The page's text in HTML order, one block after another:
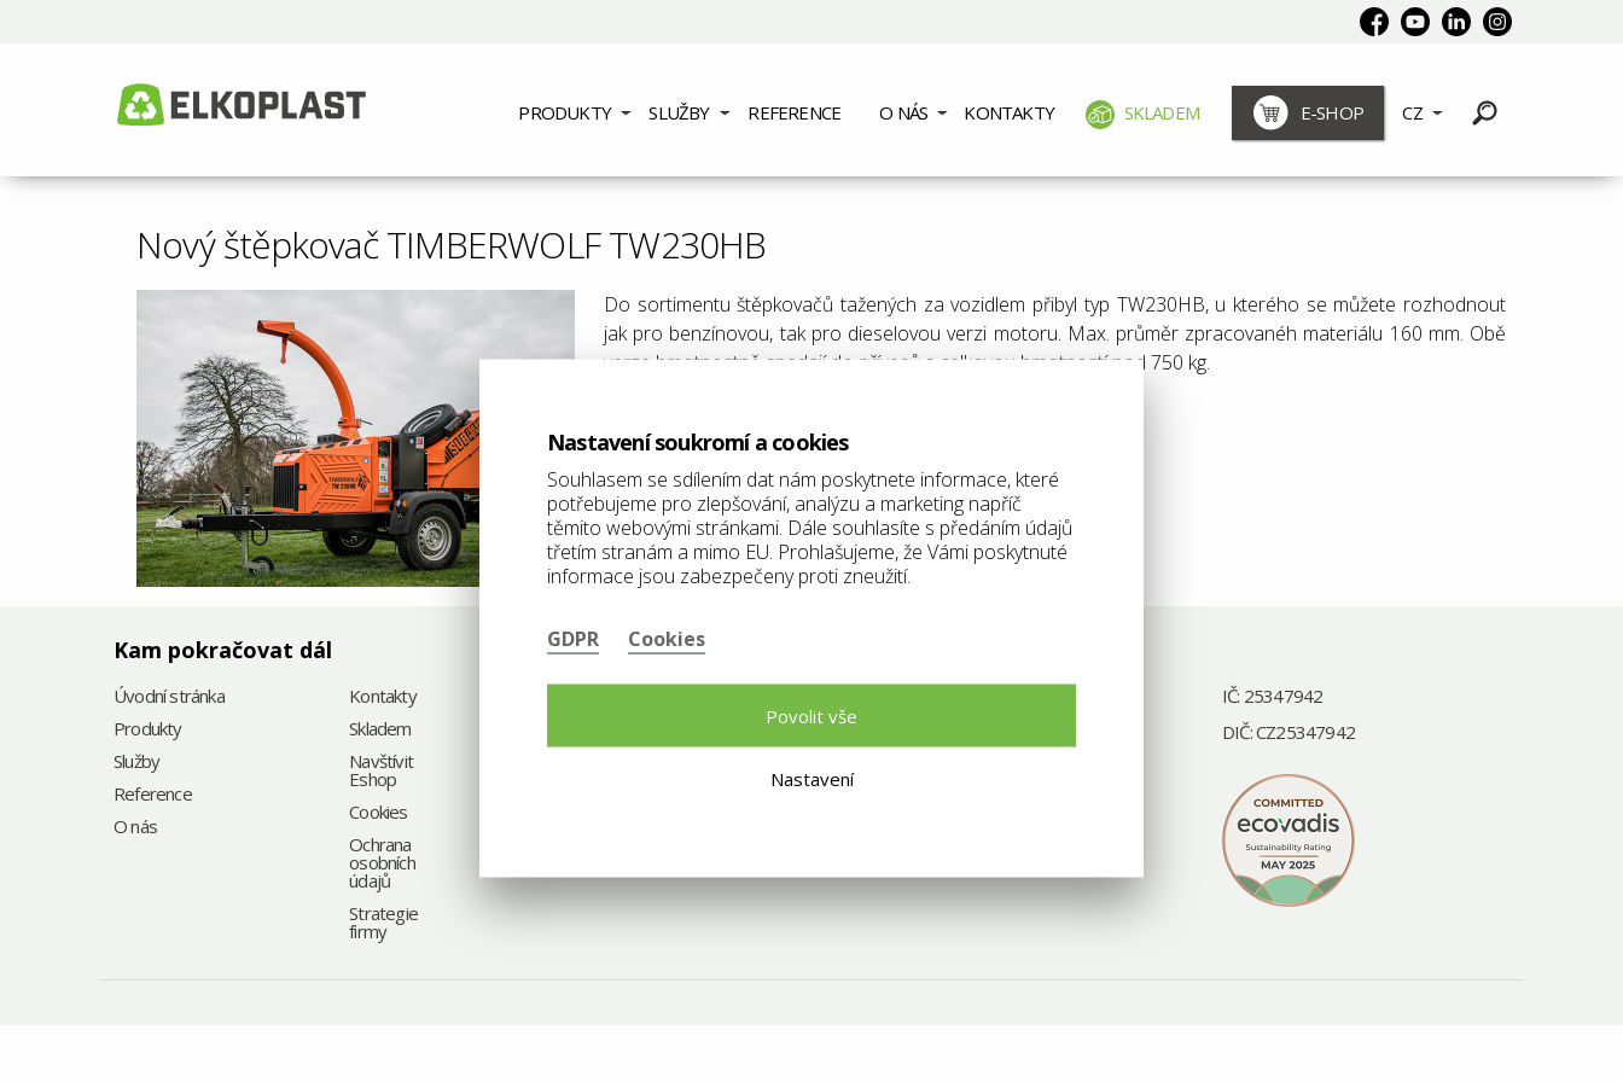
PRODUKTY SLUŽBY REFERENCE O NÁS KONTAKTY SKLADEM E-SHOP CZ
Nový štěpkovač TIMBERWOLF TW230HB
Do sortimentu štěpkovačů tažených za vozidlem přibyl typ TW230HB, u kterého se můžete rozhodnout
jak pro benzínovou, tak pro dieselovou verzi motoru. Max. průměr zpracovanéh materiálu 160 mm. Obě
verze hmotnostně spadají do přívesů s celkovou hmotností pod 750 kg.
Více info zde
Kam pokračovat dál
Úvodní stránka
Produkty
Služby
Reference
O nás
Kontakty
Skladem
Navštívit
Eshop
Cookies
Ochrana
osobních
údajů
Strategie
firmy
Kontaktujte nás
IČ: 25347942
DIČ: CZ25347942
Nastavení soukromí a cookies
Souhlasem se sdílením dat nám poskytnete informace, které
potřebujeme pro zlepšování, analýzu a marketing napříč
těmito webovými stránkami. Dále souhlasíte s předáním údajů
třetím stranám a mimo EU. Prohlašujeme, že Vámi poskytnuté
informace jsou zabezpečeny proti zneužití.
GDPR Cookies
Povolit vše
Nastavení